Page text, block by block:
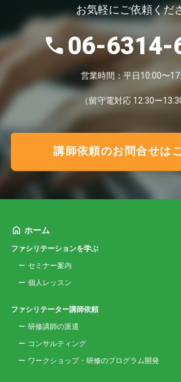
お気軽にご依頼くだ
06-6314-
営業時間：平日10:00〜
（留守電対応 12:30ー
講師依頼のお問合せは
ホーム
ファシリテーションを学ぶ
セミナー案内
個人レッスン
ファシリテーター講師依頼
研修講師の派遣
コンサルティング
ワークショップ・研修のプログラム開発